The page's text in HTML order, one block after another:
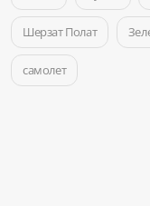
Шерзат Полат
самолет